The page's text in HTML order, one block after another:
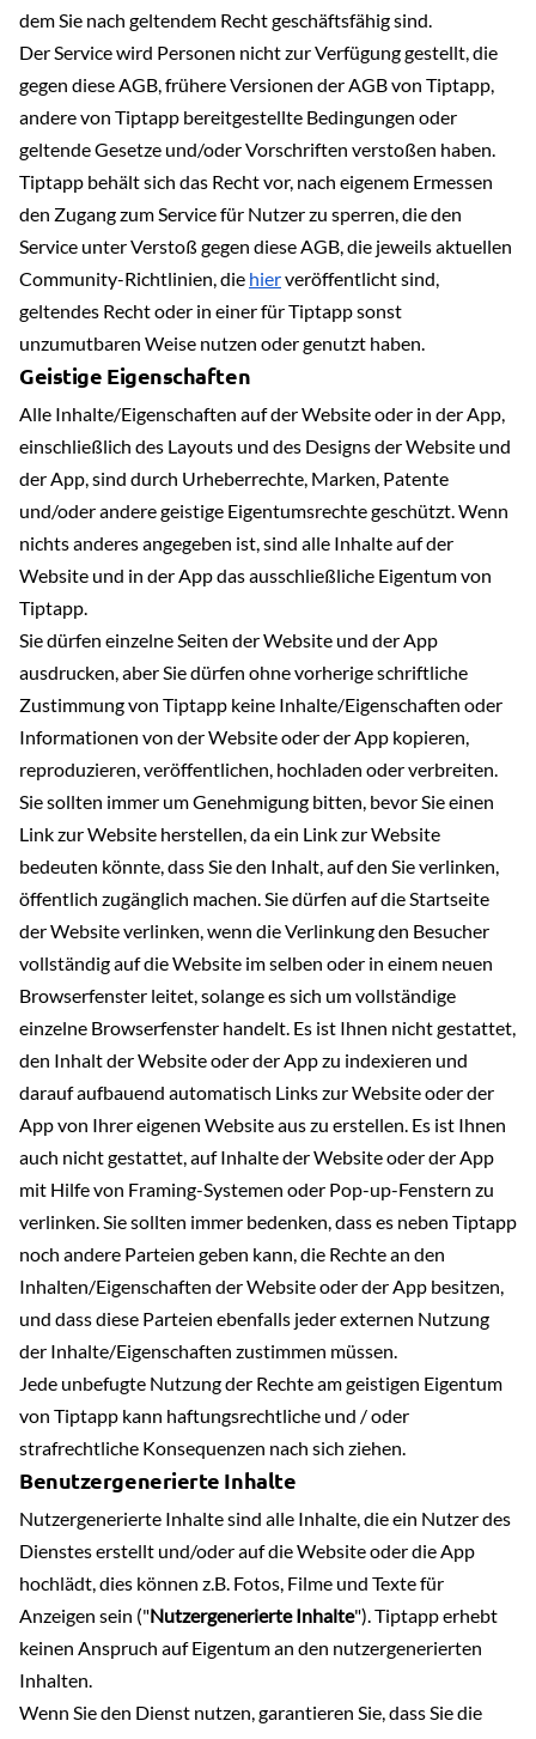
dem Sie nach geltendem Recht geschäftsfähig sind.
Der Service wird Personen nicht zur Verfügung gestellt, die
gegen diese AGB, frühere Versionen der AGB von Tiptapp,
andere von Tiptapp bereitgestellte Bedingungen oder
geltende Gesetze und/oder Vorschriften verstoßen haben.
Tiptapp behält sich das Recht vor, nach eigenem Ermessen
den Zugang zum Service für Nutzer zu sperren, die den
Service unter Verstoß gegen diese AGB, die jeweils aktuellen
Community-Richtlinien, die hierveröffentlicht sind,
geltendes Recht oder in einer für Tiptapp sonst
unzumutbaren Weise nutzen oder genutzt haben.
Geistige Eigenschaften
Alle Inhalte/Eigenschaften auf der Website oder in der App,
einschließlich des Layouts und des Designs der Website und
der App, sind durch Urheberrechte, Marken, Patente
und/oder andere geistige Eigentumsrechte geschützt. Wenn
nichts anderes angegeben ist, sind alle Inhalte auf der
Website und in der App das ausschließliche Eigentum von
Tiptapp.
Sie dürfen einzelne Seiten der Website und der App
ausdrucken, aber Sie dürfen ohne vorherige schriftliche
Zustimmung von Tiptapp keine Inhalte/Eigenschaften oder
Informationen von der Website oder der App kopieren,
reproduzieren, veröffentlichen, hochladen oder verbreiten.
Sie sollten immer um Genehmigung bitten, bevor Sie einen
Link zur Website herstellen, da ein Link zur Website
bedeuten könnte, dass Sie den Inhalt, auf den Sie verlinken,
öffentlich zugänglich machen. Sie dürfen auf die Startseite
der Website verlinken, wenn die Verlinkung den Besucher
vollständig auf die Website im selben oder in einem neuen
Browserfenster leitet, solange es sich um vollständige
einzelne Browserfenster handelt. Es ist Ihnen nicht gestattet,
den Inhalt der Website oder der App zu indexieren und
darauf aufbauend automatisch Links zur Website oder der
App von Ihrer eigenen Website aus zu erstellen. Es ist Ihnen
auch nicht gestattet, auf Inhalte der Website oder der App
mit Hilfe von Framing-Systemen oder Pop-up-Fenstern zu
verlinken. Sie sollten immer bedenken, dass es neben Tiptapp
noch andere Parteien geben kann, die Rechte an den
Inhalten/Eigenschaften der Website oder der App besitzen,
und dass diese Parteien ebenfalls jeder externen Nutzung
der Inhalte/Eigenschaften zustimmen müssen.
Jede unbefugte Nutzung der Rechte am geistigen Eigentum
von Tiptapp kann haftungsrechtliche und / oder
strafrechtliche Konsequenzen nach sich ziehen.
Benutzergenerierte Inhalte
Nutzergenerierte Inhalte sind alle Inhalte, die ein Nutzer des
Dienstes erstellt und/oder auf die Website oder die App
hochlädt, dies können z.B. Fotos, Filme und Texte für
Anzeigen sein ("Nutzergenerierte Inhalte"). Tiptapp erhebt
keinen Anspruch auf Eigentum an den nutzergenerierten
Inhalten.
Wenn Sie den Dienst nutzen, garantieren Sie, dass Sie die